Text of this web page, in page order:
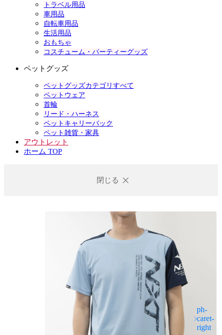
トラベル用品
車用品
自転車用品
生活用品
おもちゃ
コスチューム・パーティーグッズ
ペットグッズ
ペットグッズカテゴリすべて
ペットウェア
首輪
リード・ハーネス
ペットキャリーバック
ペット雑貨・家具
アウトレット
ホーム TOP
閉じる